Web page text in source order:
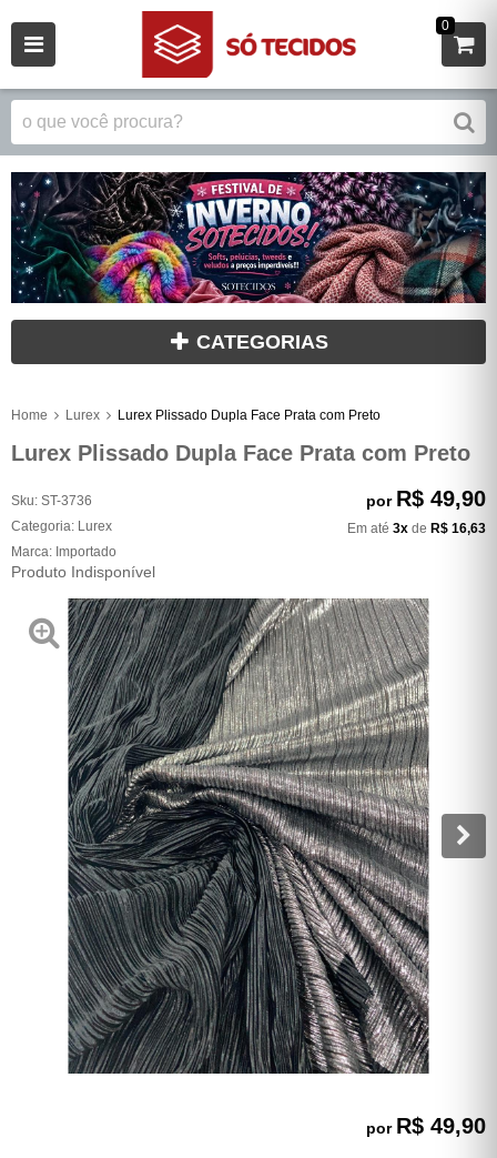
0
CATEGORIAS
Home Lurex Lurex Plissado Dupla Face Prata com Preto
Lurex Plissado Dupla Face Prata com Preto
Sku: ST-3736
Categoria: Lurex
Marca: Importado
Produto Indisponível
por R$ 49,90
Em até 3x de R$ 16,63
por R$ 49,90